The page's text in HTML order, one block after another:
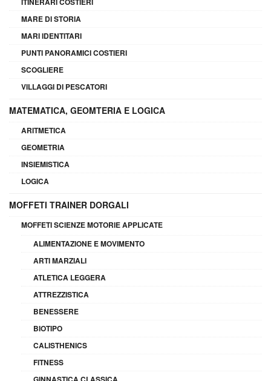
MARE DI STORIA
MARI IDENTITARI
PUNTI PANORAMICI COSTIERI
SCOGLIERE
VILLAGGI DI PESCATORI
MATEMATICA, GEOMTERIA E LOGICA
ARITMETICA
GEOMETRIA
INSIEMISTICA
LOGICA
MOFFETI TRAINER DORGALI
MOFFETI SCIENZE MOTORIE APPLICATE
ALIMENTAZIONE E MOVIMENTO
ARTI MARZIALI
ATLETICA LEGGERA
ATTREZZISTICA
BENESSERE
BIOTIPO
CALISTHENICS
FITNESS